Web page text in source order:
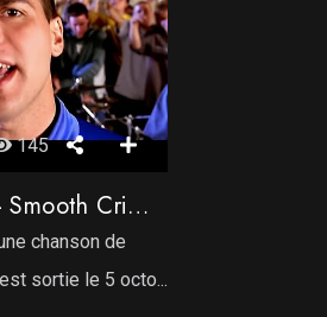
145
Alien Ant Farm – Smooth Criminal
chanson de
sortie le 5 octo...